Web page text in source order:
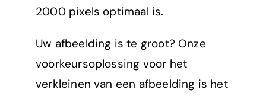
2000 pixels optimaal is.
Uw afbeelding is te groot? Onze
voorkeursoplossing voor het
verkleinen van een afbeelding is het